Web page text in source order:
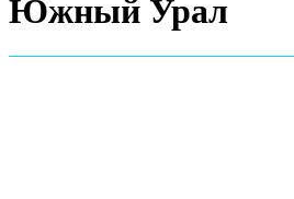
Южный Урал